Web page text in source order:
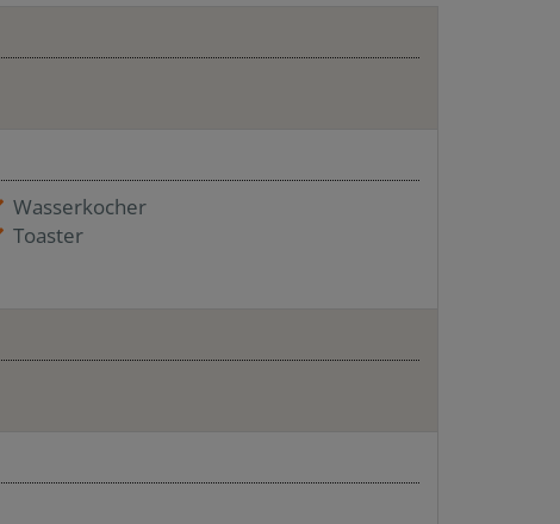
Wasserkocher
Toaster